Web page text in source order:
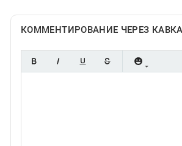
КОММЕНТИРОВАНИЕ ЧЕРЕЗ